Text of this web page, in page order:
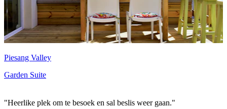
Piesang Valley
Garden Suite
"Heerlike plek om te besoek en sal beslis weer gaan."